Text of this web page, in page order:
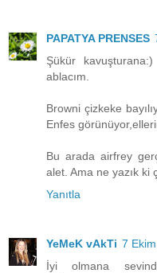
PAPATYA PRENSES
Şükür
ablacım.
Browni çizkeke
Enfes
Bu arada airfrey
alet. Ama ne yazık ki
Yanıtla
YeMeK vAkTi 7
İyi olmana